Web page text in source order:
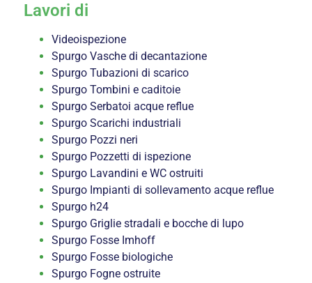
Lavori di
Videoispezione
Spurgo Vasche di decantazione
Spurgo Tubazioni di scarico
Spurgo Tombini e caditoie
Spurgo Serbatoi acque reflue
Spurgo Scarichi industriali
Spurgo Pozzi neri
Spurgo Pozzetti di ispezione
Spurgo Lavandini e WC ostruiti
Spurgo Impianti di sollevamento acque reflue
Spurgo h24
Spurgo Griglie stradali e bocche di lupo
Spurgo Fosse Imhoff
Spurgo Fosse biologiche
Spurgo Fogne ostruite